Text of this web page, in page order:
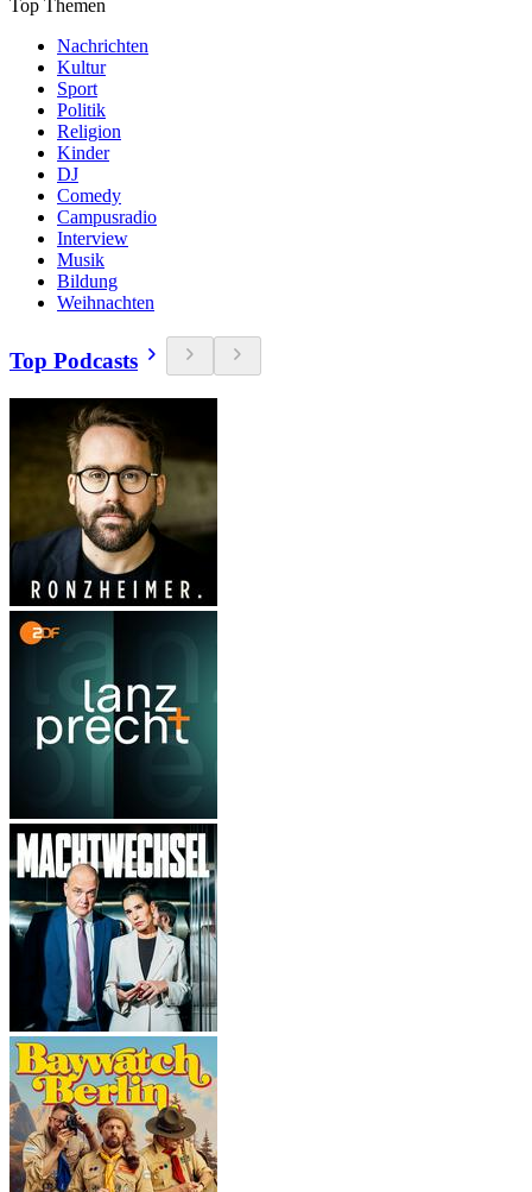
Top Themen
Nachrichten
Kultur
Sport
Politik
Religion
Kinder
DJ
Comedy
Campusradio
Interview
Musik
Bildung
Weihnachten
Top Podcasts